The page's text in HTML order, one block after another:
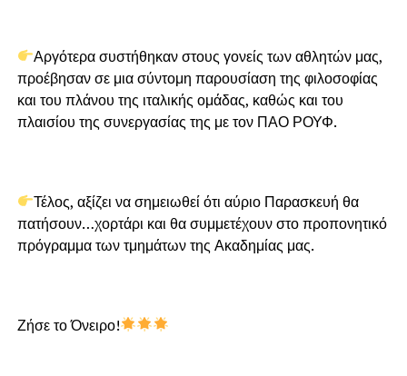
Αργότερα συστήθηκαν στους γονείς των αθλητών μας,
προέβησαν σε μια σύντομη παρουσίαση της φιλοσοφίας
και του πλάνου της ιταλικής ομάδας, καθώς και του
πλαισίου της συνεργασίας της με τον ΠΑΟ ΡΟΥΦ.
Τέλος, αξίζει να σημειωθεί ότι αύριο Παρασκευή θα
πατήσουν…χορτάρι και θα συμμετέχουν στο προπονητικό
πρόγραμμα των τμημάτων της Ακαδημίας μας.
Ζήσε το Όνειρο!